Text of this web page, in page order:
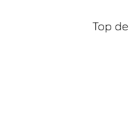
Top